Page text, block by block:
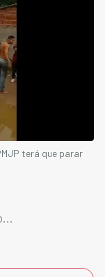
terá que parar